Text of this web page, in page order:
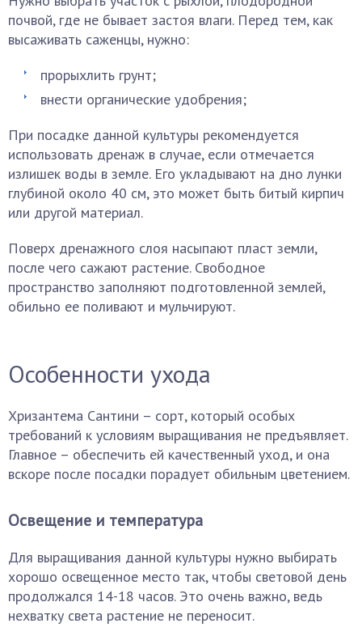
почвой, где не бывает застоя влаги. Перед тем, как
высаживать саженцы, нужно:
прорыхлить грунт;
внести органические удобрения;
При посадке данной культуры рекомендуется
использовать дренаж в случае, если отмечается
излишек воды в земле. Его укладывают на дно лунки
глубиной около 40 см, это может быть битый кирпич
или другой материал.
Поверх дренажного слоя насыпают пласт земли,
после чего сажают растение. Свободное
пространство заполняют подготовленной землей,
обильно ее поливают и мульчируют.
Особенности ухода
Хризантема Сантини – сорт, который особых
требований к условиям выращивания не предъявляет.
Главное – обеспечить ей качественный уход, и она
вскоре после посадки порадует обильным цветением.
Освещение и температура
Для выращивания данной культуры нужно выбирать
хорошо освещенное место так, чтобы световой день
продолжался 14-18 часов. Это очень важно, ведь
нехватку света растение не переносит.